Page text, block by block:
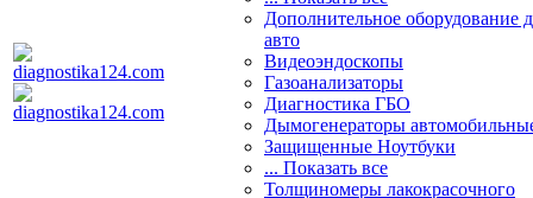
Дополнительное оборудование
авто
Видеоэндоскопы
Газоанализаторы
Диагностика ГБО
Дымогенераторы
Защищенные Ноутбуки
... Показать все
Толщиномеры лакокрасочного